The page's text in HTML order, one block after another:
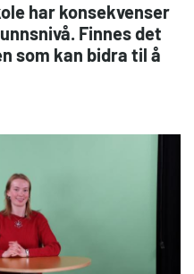
har konsekvenser
Finnes det
som kan bidra til å